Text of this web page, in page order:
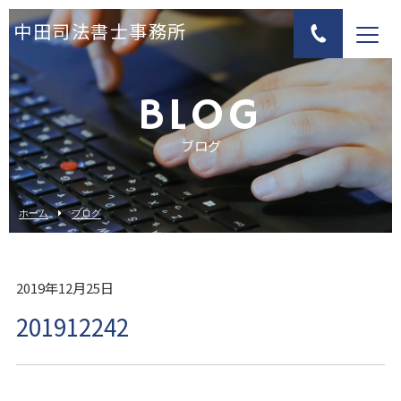
中田司法書士事務所
BLOG
ブログ
ホーム ブログ
2019年12月25日
201912242